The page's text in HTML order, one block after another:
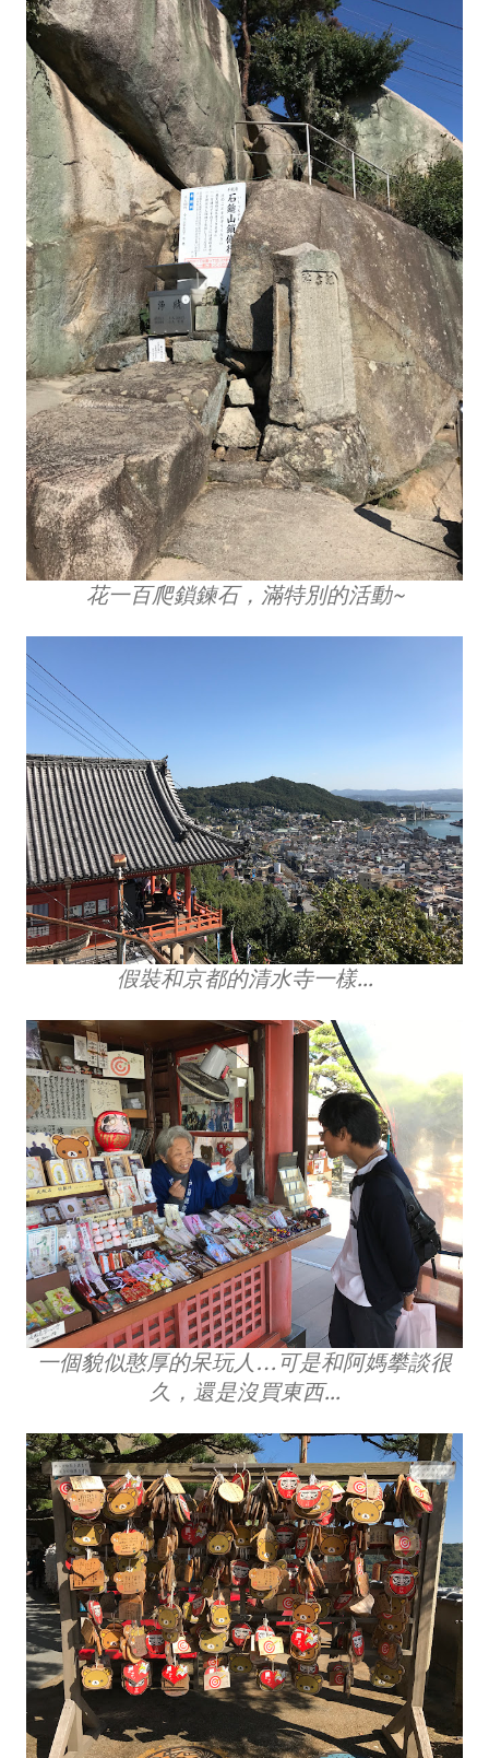
花一百爬鎖鍊石，滿特別的活動~
假裝和京都的清水寺一樣...
一個貌似憨厚的呆玩人…可是和阿媽攀談很
久，還是沒買東西...